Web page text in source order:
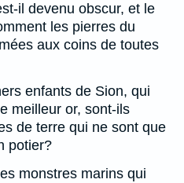
il devenu obscur, et le
les pierres du
aux coins de toutes
enfants de Sion, qui
meilleur or, sont-ils
de terre qui ne sont que
potier?
monstres marins qui